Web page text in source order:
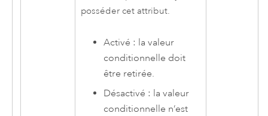
posséder cet attribut.
Activé : la valeur
conditionnelle doit
être retirée.
Désactivé : la valeur
conditionnelle n’est